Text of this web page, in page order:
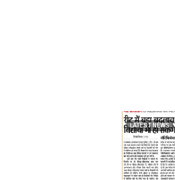
LATEST NEWS